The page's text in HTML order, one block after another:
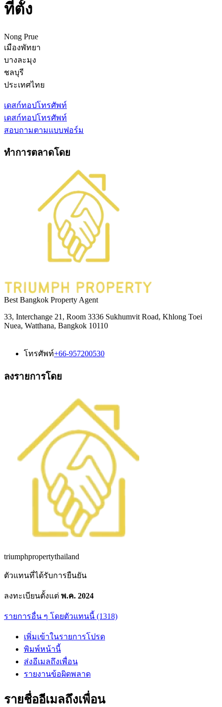
ที่ตั้ง
Nong Prue
เมืองพัทยา
บางละมุง
ชลบุรี
ประเทศไทย
เดสก์ทอปโทรศัพท์
เดสก์ทอปโทรศัพท์
สอบถามตามแบบฟอร์ม
ทำการตลาดโดย
Best Bangkok Property Agent
33, Interchange 21, Room 3336 Sukhumvit Road, Khlong Toei
Nuea, Watthana, Bangkok 10110
โทรศัพท์+66-957200530
ลงรายการโดย
triumphpropertythailand
ตัวแทนที่ได้รับการยืนยัน
ลงทะเบียนตั้งแต่ พ.ค. 2024
รายการอื่น ๆ โดยตัวแทนนี้ (1318)
เพิ่มเข้าในรายการโปรด
พิมพ์หน้านี้
ส่งอีเมลถึงเพื่อน
รายงานข้อผิดพลาด
รายชื่ออีเมลถึงเพื่อน